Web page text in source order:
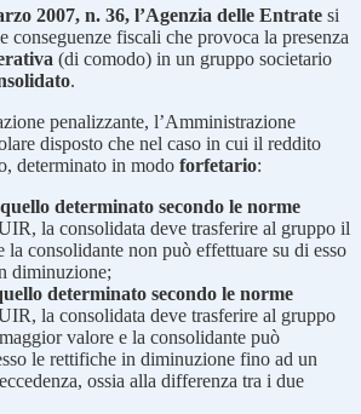
2007, n. 36, l’Agenzia delle Entrate si
conseguenze fiscali che provoca la presenza
(di comodo) in un gruppo societario
.
penalizzante, l’Amministrazione
disposto che nel caso in cui il reddito
determinato in modo forfetario:
determinato secondo le norme
la consolidata deve trasferire al gruppo il
la consolidante non può effettuare su di esso
diminuzione;
determinato secondo le norme
la consolidata deve trasferire al gruppo
valore e la consolidante può
le rettifiche in diminuzione fino ad un
ossia alla differenza tra i due